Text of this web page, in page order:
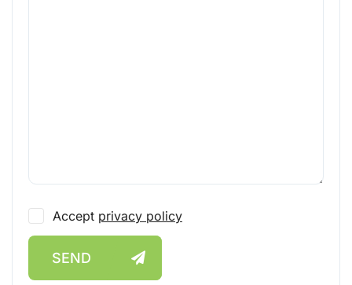
Accept privacy policy
SEND